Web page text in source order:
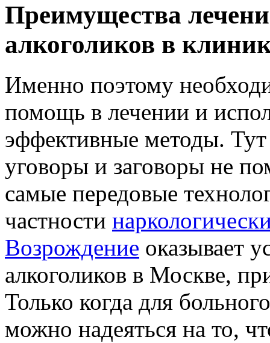
Преимущества
алкоголиков в
Именно поэтому
помощь в лечении и
эффективные методы.
уговоры и заговоры не
самые передовые
частности
Возрождение оказывает
алкоголиков в Москве,
Только когда для
можно надеяться на то,